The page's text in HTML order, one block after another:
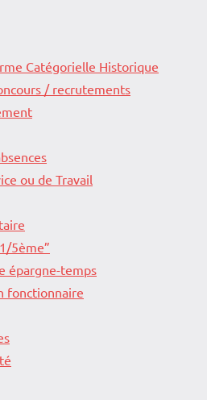
Catégorielle Historique
/ recrutements
ou de Travail
5ème”
épargne-temps
fonctionnaire